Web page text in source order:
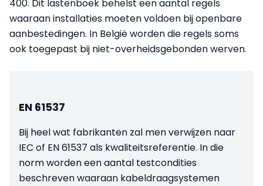
400. Dit lastenboek behelst een aantal regels
waaraan installaties moeten voldoen bij openbare
aanbestedingen. In België worden die regels soms
ook toegepast bij niet-overheidsgebonden werven.
EN 61537
Bij heel wat fabrikanten zal men verwijzen naar
IEC of EN 61537 als kwaliteitsreferentie. In die
norm worden een aantal testcondities
beschreven waaraan kabeldraagsystemen